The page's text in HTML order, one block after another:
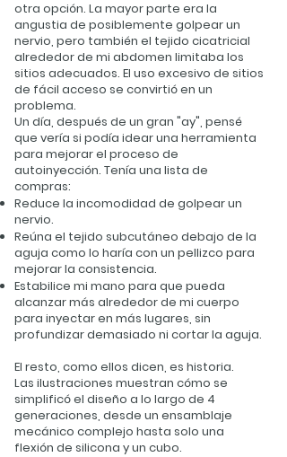
otra opción. La mayor parte era la
angustia de posiblemente golpear un
nervio, pero también el tejido cicatricial
alrededor de mi abdomen limitaba los
sitios adecuados. El uso excesivo de sitios
de fácil acceso se convirtió en un
problema.
Un día, después de un gran "ay", pensé
que vería si podía idear una herramienta
para mejorar el proceso de
autoinyección. Tenía una lista de
compras:
Reduce la incomodidad de golpear un
nervio.
Reúna el tejido subcutáneo debajo de la
aguja como lo haría con un pellizco para
mejorar la consistencia.
Estabilice mi mano para que pueda
alcanzar más alrededor de mi cuerpo
para inyectar en más lugares, sin
profundizar demasiado ni cortar la aguja.
El resto, como ellos dicen, es historia.
Las ilustraciones muestran cómo se
simplificó el diseño a lo largo de 4
generaciones, desde un ensamblaje
mecánico complejo hasta solo una
flexión de silicona y un cubo.